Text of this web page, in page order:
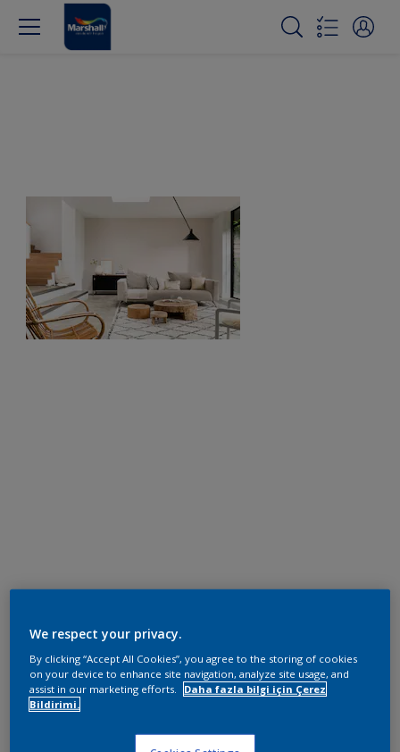
We respect your privacy.
By clicking “Accept All Cookies”, you agree to the storing of cookies
on your device to enhance site navigation, analyze site usage, and
assist in our marketing efforts.
Daha fazla bilgi için Çerez
Bildirimi.